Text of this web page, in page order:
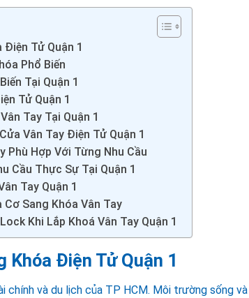
Tử Quận 1
Phổ Biến
Tại Quận 1
Tử Quận 1
Tay Tại Quận 1
Vân Tay Điện Tử Quận 1
Phù Hợp Với Từng Nhu Cầu
Cầu Thực Sự Tại Quận 1
Tay Quận 1
Cơ Sang Khóa Vân Tay
Khi Lắp Khoá Vân Tay Quận 1
Khóa Điện Tử Quận 1
chính và du lịch của TP HCM. Môi trường sống